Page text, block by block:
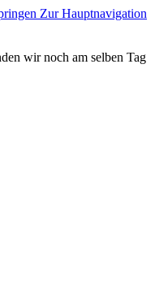
Zur Hauptnavigation
wir noch am selben Tag